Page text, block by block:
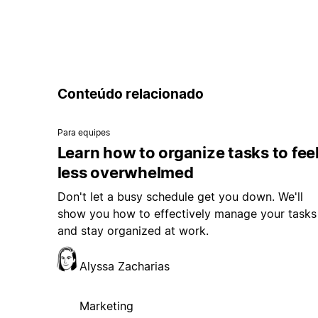
Conteúdo relacionado
Para equipes
Learn how to organize tasks to
less overwhelmed
Don't let a busy schedule get you down. We'll
show you how to effectively manage your tasks
and stay organized at work.
Alyssa Zacharias
Marketing